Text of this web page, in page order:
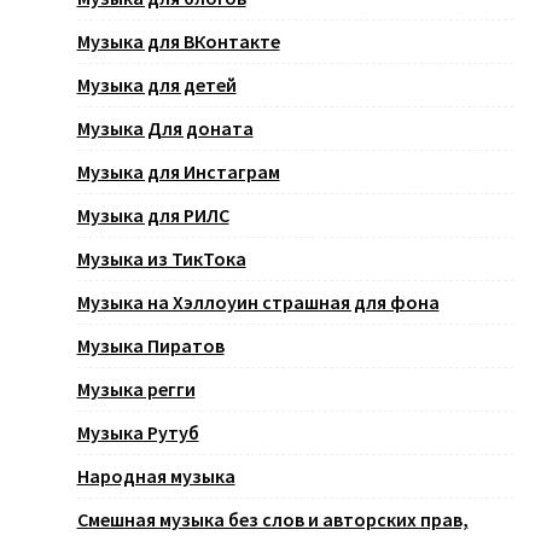
Музыка для ВКонтакте
Музыка для детей
Музыка Для доната
Музыка для Инстаграм
Музыка для РИЛС
Музыка из ТикТока
Музыка на Хэллоуин страшная для фона
Музыка Пиратов
Музыка регги
Музыка Рутуб
Народная музыка
Смешная музыка без слов и авторских прав,